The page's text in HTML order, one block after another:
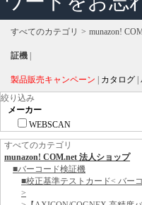
すべてのカテゴリ munazon!
証機
製品販売キャンペーン カタログ
絞り込み
メーカー
WEBSCAN
すべてのカテゴリ
munazon! COM.net 法人ショップ
■バーコード検証機
■校正基準テストカード< バー
>